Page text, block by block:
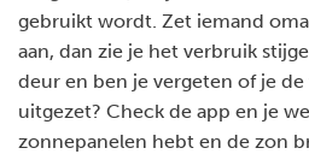
gebruikt wordt. Zet iemand
aan, dan zie je het verbruik
deur en ben je vergeten of je
uitgezet? Check de app en je
zonnepanelen hebt en de zon